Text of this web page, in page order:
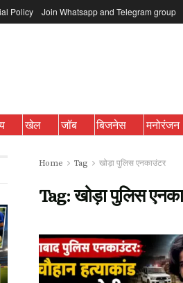
Policy Join Whatsapp and Telegram group
खेल जॉब बिजनेस मनोरंजन
Home Tag खोड़ा पुलिस एनकाउंटर
Tag:खोड़ा पुलिस